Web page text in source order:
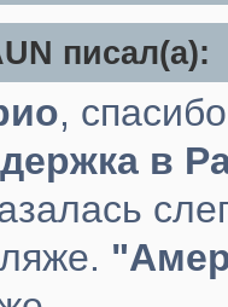
писал(a):
,
в